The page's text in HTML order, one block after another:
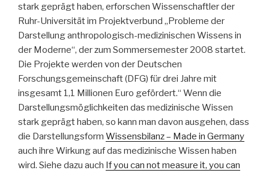
stark geprägt haben, erforschen Wissenschaftler der
Ruhr-Universität im Projektverbund „Probleme der
Darstellung anthropologisch-medizinischen Wissens in
der Moderne“, der zum Sommersemester 2008 startet.
Die Projekte werden von der Deutschen
Forschungsgemeinschaft (DFG) für drei Jahre mit
insgesamt 1,1 Millionen Euro gefördert.“ Wenn die
Darstellungsmöglichkeiten das medizinische Wissen
stark geprägt haben, so kann man davon ausgehen, dass
die Darstellungsform Wissensbilanz – Made in Germany
auch ihre Wirkung auf das medizinische Wissen haben
wird. Siehe dazu auch If you can not measure it, you can